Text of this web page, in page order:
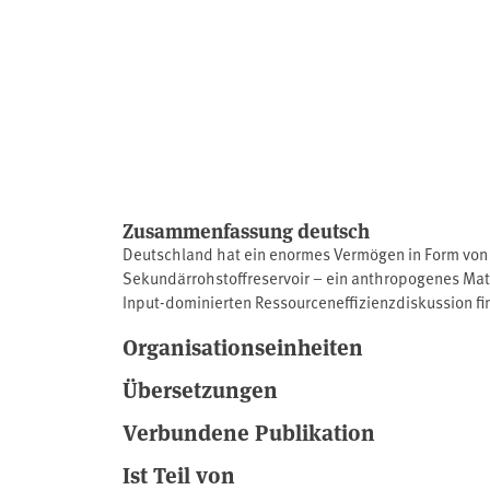
Zusammenfassung deutsch
Deutschland hat ein enormes Vermögen in Form
Sekundärrohstoffreservoir – ein anthropogenes
Input-dominierten Ressourceneffizienzdiskussion
erweitern. Mit den Ergebnissen des Projektes liegt
gebunden sind und von diesen ausgelöst werden.
anthropogenen Lagers durch eine kontinuierliche
Organisationseinheiten
Übersetzungen
Verbundene Publikation
Ist Teil von